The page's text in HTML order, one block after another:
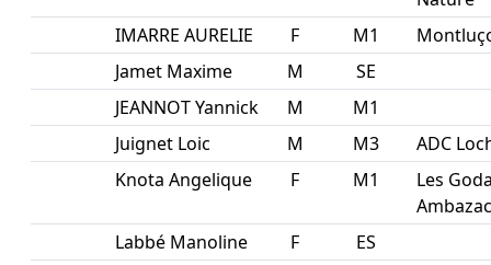
IMARRE AURELIE
F M1
Jamet Maxime
M
SE
JEANNOT Yannick
M
M1
Juignet Loic
M M3
ADC
Knota Angelique
F M1
Les
Labbé Manoline
F
ES